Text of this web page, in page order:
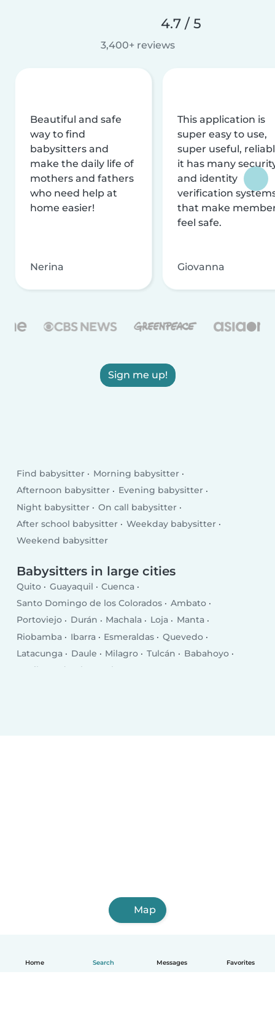
Home Search Messages Favorites
4.7 / 5
3,400+ reviews
Beautiful and safe
way to find
babysitters and
make the daily life of
mothers and fathers
who need help at
home easier!
Nerina
This application is
super easy to use,
super useful,
it has many
and identity
verification
that make
feel safe.
Giovanna
Sign me up!
Find babysitter
Morning babysitter
Afternoon babysitter
Evening babysitter
Night babysitter
On call babysitter
After school babysitter
Weekday babysitter
Weekend babysitter
Babysitters in large cities
Quito Guayaquil
Cuenca
Santo Domingo de los Colorados
Ambato
Portoviejo
Durán Machala Loja
Manta
Riobamba
Ibarra Esmeraldas
Quevedo
Latacunga
Daule Milagro Tulcán
Babahoyo
La Libertad
El Empalme
Map